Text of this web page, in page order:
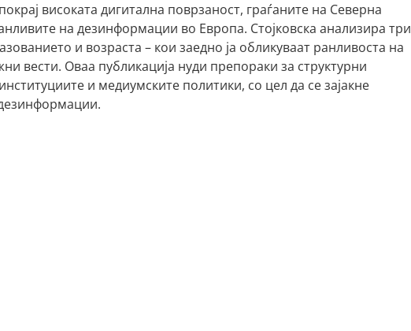
високата дигитална поврзаност, граѓаните на Северна
на дезинформации во Европа. Стојковска анализира три
и возраста – кои заедно ја обликуваат ранливоста на
вести. Оваа публикација нуди препораки за структурни
и медиумските политики, со цел да се зајакне